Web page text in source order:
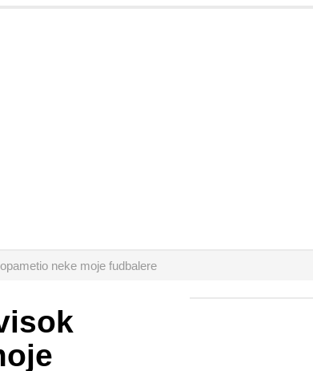
neke moje fudbalere